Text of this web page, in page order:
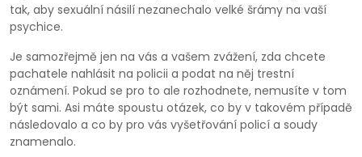
tak, aby sexuální násilí nezanechalo velké šrámy na vaší
psychice.
Je samozřejmě jen na vás a vašem zvážení, zda chcete
pachatele nahlásit na policii a podat na něj trestní
oznámení. Pokud se pro to ale rozhodnete, nemusíte v tom
být sami. Asi máte spoustu otázek, co by v takovém případě
následovalo a co by pro vás vyšetřování policí a soudy
znamenalo.